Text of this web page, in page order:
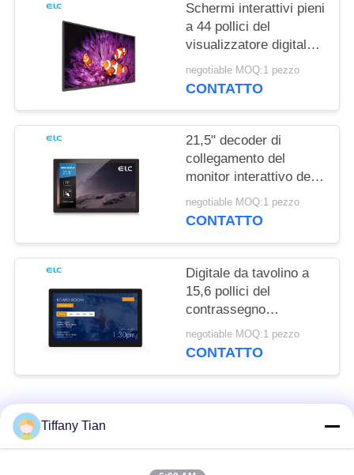
Schermi interattivi pieni
a 44 pollici del
visualizzatore digitale
di HD IPS per la
riunione dell'ufficio
negotiable MOQ:1 pezzo
CONTATTO
21,5" decoder di
collegamento del
monitor interattivo del
touch screen
negotiable MOQ:1 pezzo
CONTATTO
Digitale da tavolino a
15,6 pollici del
contrassegno
visualizzazione la
barra luminosa
negotiable MOQ:1 pezzo
CONTATTO
Categorie popolari
Soluzioni per display
Tiffany Tian